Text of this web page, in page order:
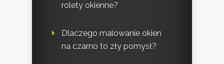
rolety okienne?
Dlaczego malowanie okien
na czarno to zły pomysł?